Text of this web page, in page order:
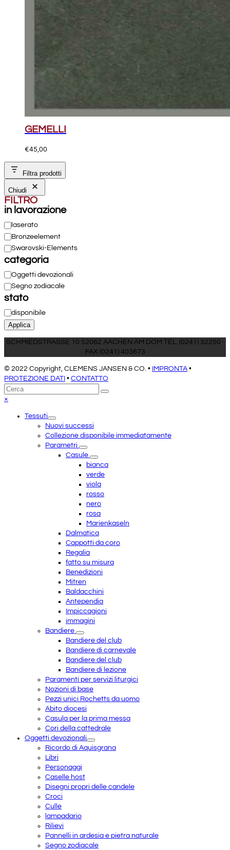
GEMELLI
€45,00
Filtra prodotti
Chiudi
FILTRO
in lavorazione
in
lavorazione
laserato
Bronzeelement
Swarovski-Elements
categoria
Categoria
Oggetti devozionali
Segno zodiacale
stato
Stato
disponibile
Applica
SCHMIEDSTRASSE 10 52062 AACHEN AM DOM TEL. (0241) 32250 ·
FAX (0241) 403673
© 2022 Copyright, CLEMENS JANSEN & CO. • IMPRONTA •
PROTEZIONE DATI • CONTATTO
Torna
in
Cerca
Invia
×
menuTessuti
Nuovi successi
Collezione disponibile immediatamente
Parametri
Casule
bianca
verde
viola
rosso
nero
rosa
Marienkaseln
Dalmatica
Cappotti da coro
Regalia
fatto su misura
Benedizioni
Mitren
Baldacchini
Antependia
Impiccagioni
immagini
Bandiere
Bandiere del club
Bandiere di carnevale
Bandiere del club
Bandiere di lezione
Paramenti per servizi liturgici
Nozioni di base
Pezzi unici Rochetts da uomo
Abito diocesi
Casula per la prima messa
Cori della cattedrale
Oggetti devozionali
Ricordo di Aquisgrana
Libri
Personaggi
Caselle host
Disegni propri delle candele
Croci
Culle
lampadario
Rilievi
Pannelli in ardesia e pietra naturale
Segno zodiacale